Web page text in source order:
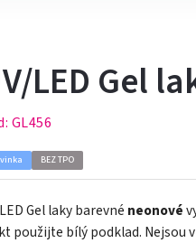
LED Gel
GL456
BEZ TPO
Gel laky barevné neonové
použijte bílý podklad. Nejsou